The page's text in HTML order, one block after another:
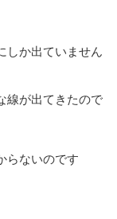
しか出ていません
線が出てきたので
らないのです